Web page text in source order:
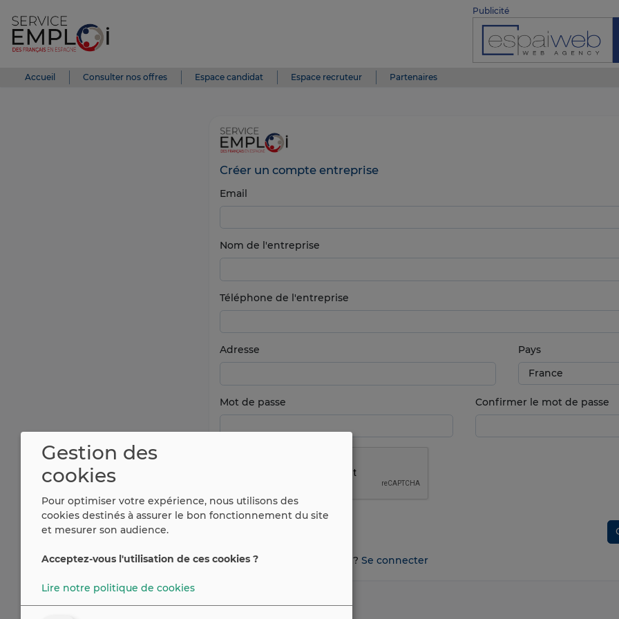
Publicité
Accueil Consulter nos offres Espace candidat Espace recruteur Partenaires
Créer un compte entreprise
Email
Nom de l'entreprise
Téléphone de l'entreprise
Adresse Pays
Mot de passe Confirmer le mot de passe
Vous avez déjà un compte ? Se connecter
Gestion des
cookies
Pour optimiser votre expérience, nous utilisons des
cookies destinés à assurer le bon fonctionnement du site
et mesurer son audience.
Acceptez-vous l'utilisation de ces cookies ?
Lire notre politique de cookies